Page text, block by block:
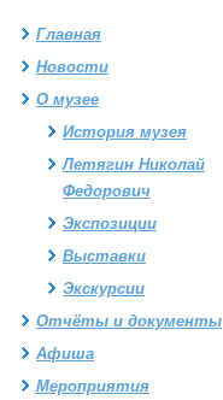
Главная
Новости
О музее
История музея
Летягин Николай
Федорович
Экспозиции
Выставки
Экскурсии
Отчёты и документы
Афиша
Мероприятия